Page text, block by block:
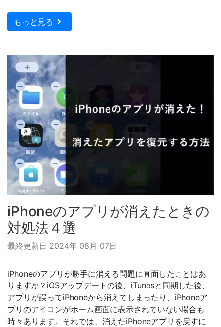
もっと見る
iPhoneのアプリが消えたときの
対処法４選
最終更新日 2024年 08月 07日
iPhoneのアプリが勝手に消える問題に直面したことはあ
りますか？iOSアップデートの後、iTunesと同期した後、
アプリが誤ってiPhoneから消えてしまったり、iPhoneア
プリのアイコンがホーム画面に表示されていない場合も
時々あります。それでは、消えたiPhoneアプリを戻すに